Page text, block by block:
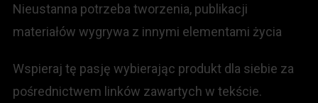
Nieustanna potrzeba tworzenia, publikacji
materiałów wygrywa z innymi elementami życia
Wspieraj tę pasję wybierając produkt dla siebie za
pośrednictwem linków zawartych w tekście.